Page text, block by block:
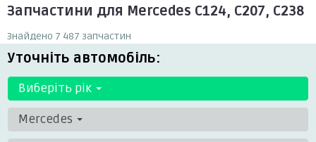
Запчастини для Mercedes C124, C207, C238
Знайдено 7 487 запчастин
Уточніть автомобіль:
Виберіть рік
Mercedes